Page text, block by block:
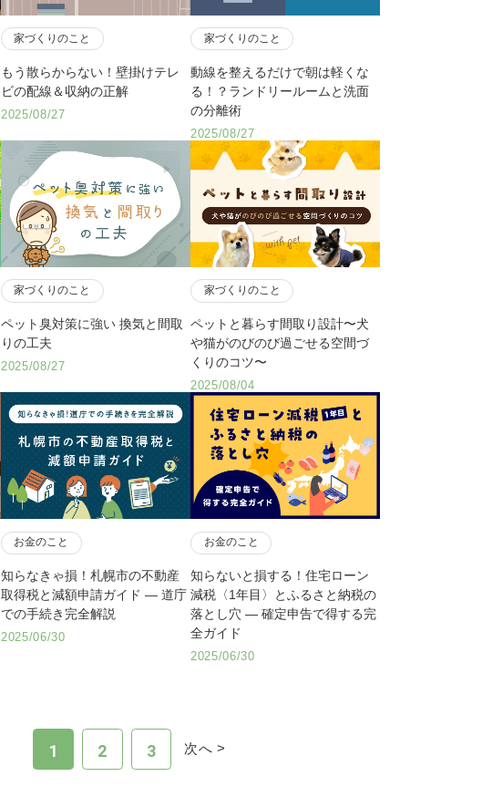
家づくりのこと
もう散らからない！壁掛けテレ
ビの配線＆収納の正解
2025/08/27
家づくりのこと
動線を整えるだけで朝は軽くな
る！？ランドリールームと洗面
の分離術
2025/08/27
家づくりのこと
ペット臭対策に強い 換気と間取
りの工夫
2025/08/27
家づくりのこと
ペットと暮らす間取り設計〜犬
や猫がのびのび過ごせる空間づ
くりのコツ〜
2025/08/04
お金のこと
知らなきゃ損！札幌市の不動産
取得税と減額申請ガイド ― 道庁
での手続き完全解説
2025/06/30
お金のこと
知らないと損する！住宅ローン
減税〈1年目〉とふるさと納税の
落とし穴 ― 確定申告で得する完
全ガイド
2025/06/30
1 2 3 次へ >